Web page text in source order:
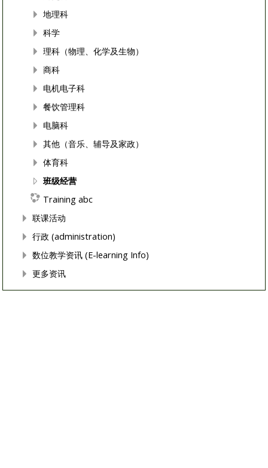
地理科
科学
理科（物理、化学及生物）
商科
电机电子科
餐饮管理科
电脑科
其他（音乐、辅导及家政）
体育科
班级经营
Training abc
联课活动
行政 (administration)
数位教学资讯 (E-learning Info)
更多资讯